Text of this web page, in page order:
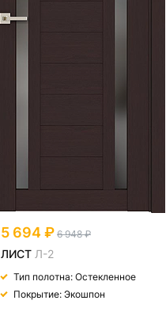
5 694 6 948
ЛИСТ Л-2
Тип полотна: Остекленное
Покрытие: Экошпон